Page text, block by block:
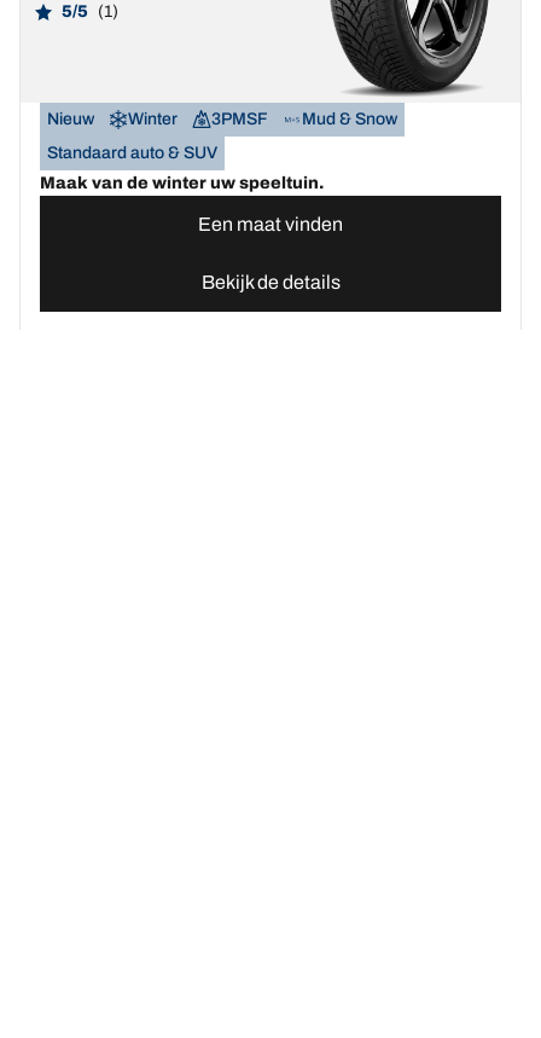
5/5 (1)
Nieuw Winter 3PMSF
Mud & Snow
Standaard auto & SUV
Maak van de winter uw speeltuin.
Een maat vinden
Bekijk de details